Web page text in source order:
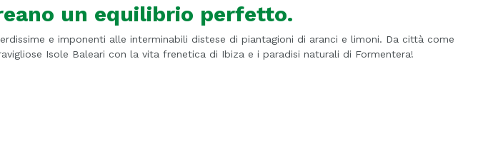
un equilibrio perfetto.
e imponenti alle interminabili distese di piantagioni di aranci e limoni. Da città come
Isole Baleari con la vita frenetica di Ibiza e i paradisi naturali di Formentera!